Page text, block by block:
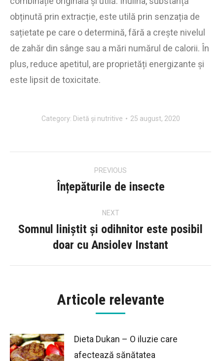
obținută prin extracție, este utilă prin senzația de
sațietate pe care o determină, fără a crește nivelul
de zahăr din sânge sau a mări numărul de calorii. În
plus, reduce apetitul, are proprietăți energizante și
este lipsit de toxicitate.
Category: Dietă și nutritive 25 august, 2020
navigation
PREVIOUS
Previous
Înțepăturile de insecte
NEXT
Next
Somnul liniștit și odihnitor este posibil
doar cu Ansiolev Instant
Articole relevante
Dieta Dukan – O iluzie care
afectează sănătatea